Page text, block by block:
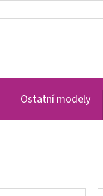
Ostatní modely